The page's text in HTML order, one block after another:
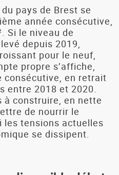
pays de Brest se
année consécutive,
Si le niveau de
depuis 2019,
pour le neuf,
propre s’affiche,
consécutive, en retrait
entre 2018 et 2020.
à construire, en nette
de nourrir le
les tensions actuelles
se dissipent.